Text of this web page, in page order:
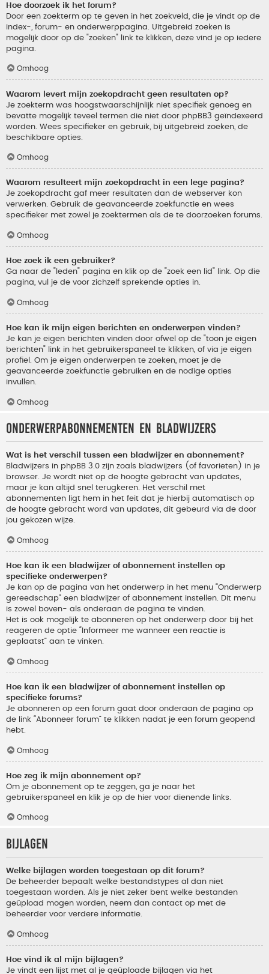
Hoe doorzoek ik het forum?
Door een zoekterm op te geven in het zoekveld, die je vindt op de
index-, forum- en onderwerppagina. Uitgebreid zoeken is
mogelijk door op de "zoeken" link te klikken, deze vind je op iedere
pagina.
Omhoog
Waarom levert mijn zoekopdracht geen resultaten op?
Je zoekterm was hoogstwaarschijnlijk niet specifiek genoeg en
bevatte mogelijk teveel termen die niet door phpBB3 geïndexeerd
worden. Wees specifieker en gebruik, bij uitgebreid zoeken, de
beschikbare opties.
Omhoog
Waarom resulteert mijn zoekopdracht in een lege pagina?
Je zoekopdracht gaf meer resultaten dan de webserver kon
verwerken. Gebruik de geavanceerde zoekfunctie en wees
specifieker met zowel je zoektermen als de te doorzoeken forums.
Omhoog
Hoe zoek ik een gebruiker?
Ga naar de "leden" pagina en klik op de "zoek een lid" link. Op die
pagina, vul je de voor zichzelf sprekende opties in.
Omhoog
Hoe kan ik mijn eigen berichten en onderwerpen vinden?
Je kan je eigen berichten vinden door ofwel op de "toon je eigen
berichten" link in het gebruikerspaneel te klikken, of via je eigen
profiel. Om je eigen onderwerpen te zoeken, moet je de
geavanceerde zoekfunctie gebruiken en de nodige opties
invullen.
Omhoog
Onderwerpabonnementen en bladwijzers
Wat is het verschil tussen een bladwijzer en abonnement?
Bladwijzers in phpBB 3.0 zijn zoals bladwijzers (of favorieten) in je
browser. Je wordt niet op de hoogte gebracht van updates,
maar je kan altijd snel terugkeren. Het verschil met
abonnementen ligt hem in het feit dat je hierbij automatisch op
de hoogte gebracht word van updates, dit gebeurd via de door
jou gekozen wijze.
Omhoog
Hoe kan ik een bladwijzer of abonnement instellen op
specifieke onderwerpen?
Je kan op de pagina van het onderwerp in het menu “Onderwerp
gereedschap” een bladwijzer of abonnement instellen. Dit menu
is zowel boven- als onderaan de pagina te vinden.
Het is ook mogelijk te abonneren op het onderwerp door bij het
reageren de optie “Informeer me wanneer een reactie is
geplaatst” aan te vinken.
Omhoog
Hoe kan ik een bladwijzer of abonnement instellen op
specifieke forums?
Je abonneren op een forum gaat door onderaan de pagina op
de link “Abonneer forum” te klikken nadat je een forum geopend
hebt.
Omhoog
Hoe zeg ik mijn abonnement op?
Om je abonnement op te zeggen, ga je naar het
gebruikerspaneel en klik je op de hier voor dienende links.
Omhoog
Bijlagen
Welke bijlagen worden toegestaan op dit forum?
De beheerder bepaalt welke bestandstypes al dan niet
toegestaan worden. Als je niet zeker bent welke bestanden
geüpload mogen worden, neem dan contact op met de
beheerder voor verdere informatie.
Omhoog
Hoe vind ik al mijn bijlagen?
Je vindt een lijst met al je geüploade bijlagen via het